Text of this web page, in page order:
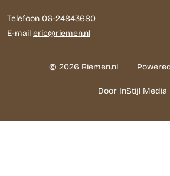
Telefoon 06-24843680
E-mail eric@riemen.nl
© 2026 Riemen.nl
Door InStijl Media